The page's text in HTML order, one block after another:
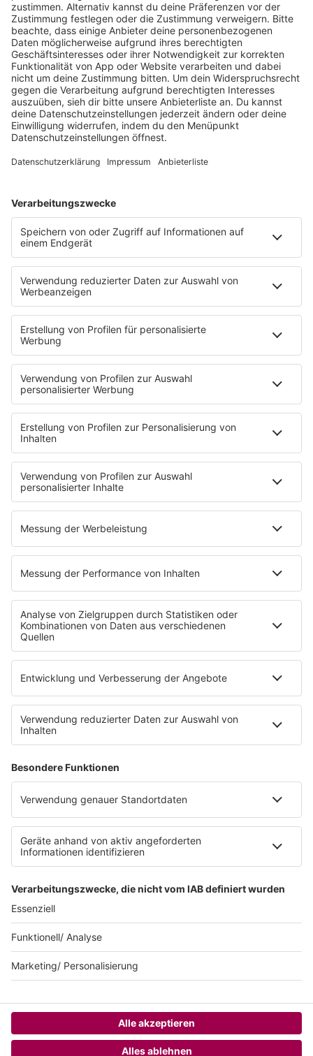
Mit Christoph
SUNSHINE LIVE MOTORS
SUNSHINE LIVE Motors mit Christoph bringt
euch jeden Samstag von 13:00 bis 15:00 Uhr die
neuesten Infos aus der Welt des Motorsports,
HOME
PROGRAMM
Sendeplan
DJs
Playlist
MUSIC
Streams
Album der Woche
News
Highlights
Charts
EVENTS
Kontakt
Newsletter
Empfang
sunshine live App
werben bei SUNSHINE LIVE
SERVICE
Datenschutz
Datenschutzerklärung zur sunshine live App
Impressum
Teilnahmebedingungen
AGB
SUNSHINE LIVE 24/7 ELECTRONIC
© sunshine live / realisiert auf Basis von resc.web, dem CMS von resc.